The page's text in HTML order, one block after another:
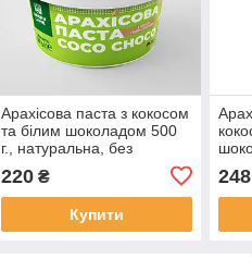
Арахісова паста з кокосом
та білим шоколадом 500
г., натуральна, без
консервантів та домішок
COCO CHOCO
220₴
Купити
248